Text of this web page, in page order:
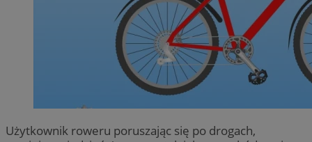
Użytkownik roweru poruszając się po drogach,